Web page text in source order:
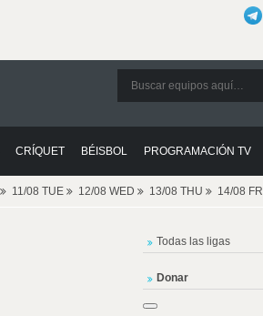
CRÍQUET BÉISBOL PROGRAMACIÓN TV
11/08 TUE 12/08 WED 13/08 THU 14/08 FRI
Todas las ligas
Donar